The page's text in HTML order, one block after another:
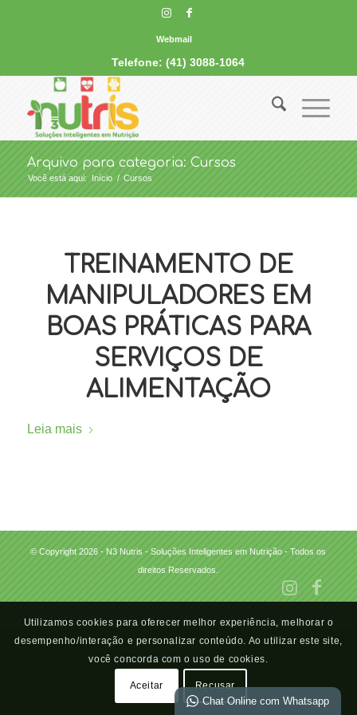
Webmail
Telefone: (41) 3088-1064
Arquivo para categoria: Cursos
Você está aqui: Início / Cursos
TREINAMENTO DE
MANIPULADORES EM
BOAS PRÁTICAS PARA
SERVIÇOS DE
ALIMENTAÇÃO
Leia mais
© Copyright 2026 - N3 Nutris - Soluções Inteligentes em Nutrição - Todos os
direitos Reservados.
Utilizamos cookies para oferecer melhor experiência, melhorar o
desempenho/interação e personalizar conteúdo. Ao utilizar este site,
você concorda com o uso de cookies.
Aceitar Recusar
Chat Online com Whatsapp